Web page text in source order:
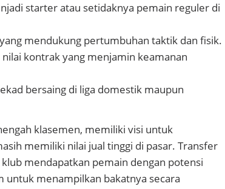
starter atau setidaknya pemain reguler di
mendukung pertumbuhan taktik dan fisik.
nilai kontrak yang menjamin keamanan
bersaing di liga domestik maupun
klasemen, memiliki visi untuk
memiliki nilai jual tinggi di pasar. Transfer
mendapatkan pemain dengan potensi
menampilkan bakatnya secara